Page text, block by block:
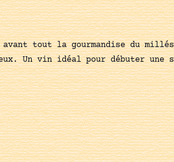
tout la gourmandise du
Un vin idéal pour débuter une